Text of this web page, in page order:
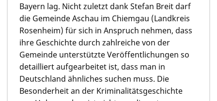
Bayern lag. Nicht zuletzt dank Stefan Breit darf
die Gemeinde Aschau im Chiemgau (Landkreis
Rosenheim) für sich in Anspruch nehmen, dass
ihre Geschichte durch zahlreiche von der
Gemeinde unterstützte Veröffentlichungen so
detailliert aufgearbeitet ist, dass man in
Deutschland ähnliches suchen muss. Die
Besonderheit an der Kriminalitätsgeschichte